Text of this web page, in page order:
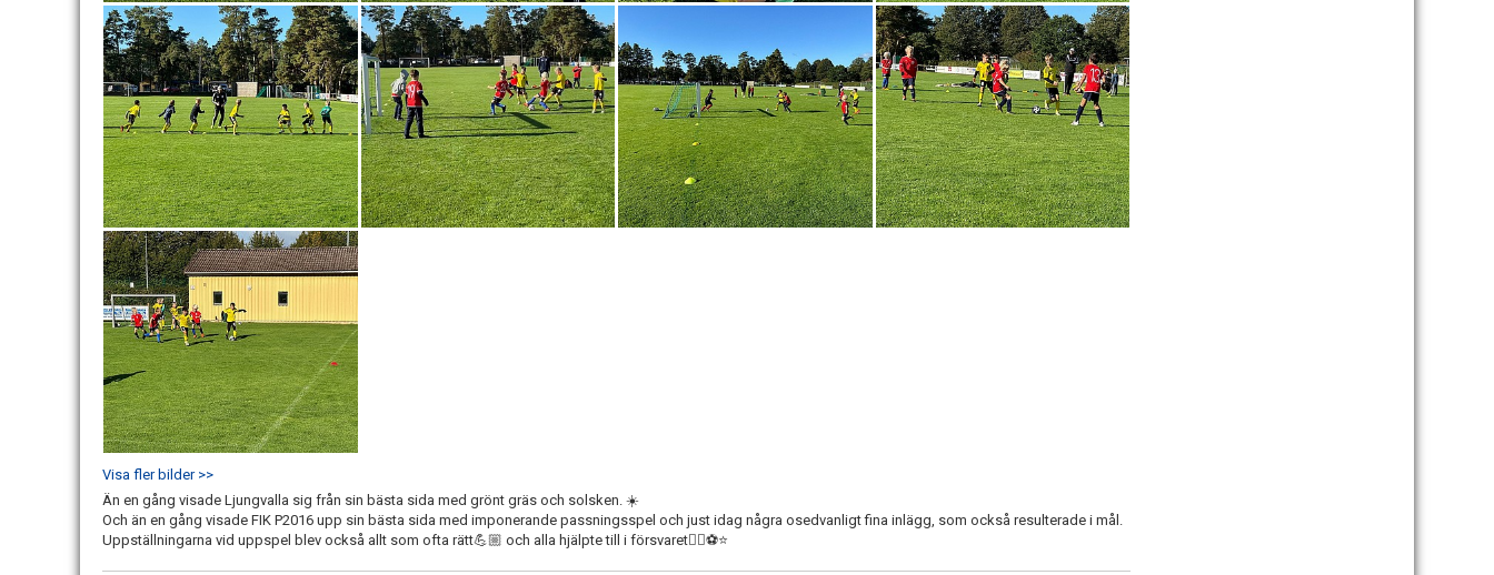
Visa fler bilder >>
Än en gång visade Ljungvalla sig från sin bästa sida med grönt gräs och solsken. ☀️
Och än en gång visade FIK P2016 upp sin bästa sida med imponerande passningsspel och just idag några osedvanligt fina inlägg, som också resulterade i mål.
Uppställningarna vid uppspel blev också allt som ofta rätt💪🏼 och alla hjälpte till i försvaret👍🏻⚽️⭐️